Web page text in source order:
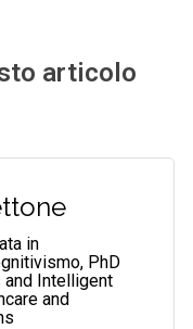
articolo
in
PhD
and Intelligent
and